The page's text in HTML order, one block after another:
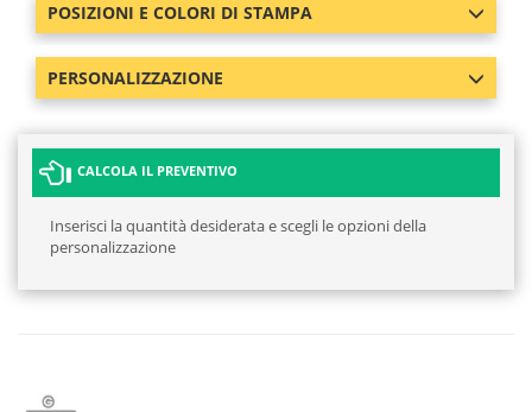
POSIZIONI E COLORI DI STAMPA
PERSONALIZZAZIONE
CALCOLA IL PREVENTIVO
Inserisci la quantità desiderata e scegli le opzioni della
personalizzazione